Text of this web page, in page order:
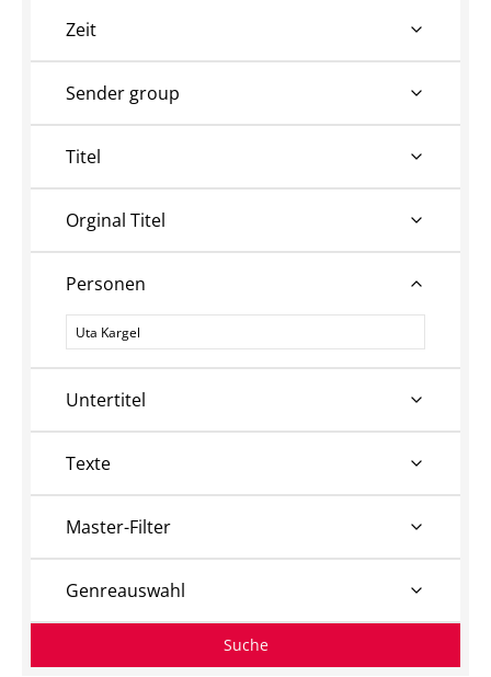
Zeit
Sender group
Titel
Orginal Titel
Personen
Personen
Untertitel
Texte
Master-Filter
Genreauswahl
Suche